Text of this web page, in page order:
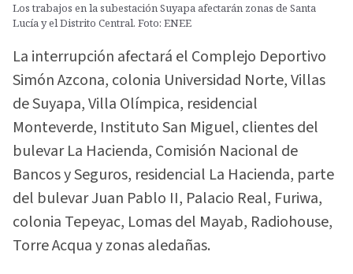
Los trabajos en la subestación Suyapa afectarán zonas de Santa
Lucía y el Distrito Central. Foto: ENEE
La interrupción afectará el Complejo Deportivo
Simón Azcona, colonia Universidad Norte, Villas
de Suyapa, Villa Olímpica, residencial
Monteverde, Instituto San Miguel, clientes del
bulevar La Hacienda, Comisión Nacional de
Bancos y Seguros, residencial La Hacienda, parte
del bulevar Juan Pablo II, Palacio Real, Furiwa,
colonia Tepeyac, Lomas del Mayab, Radiohouse,
Torre Acqua y zonas aledañas.